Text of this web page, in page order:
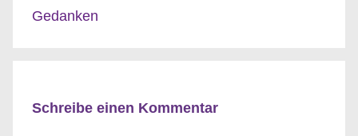
Gedanken
Schreibe einen Kommentar